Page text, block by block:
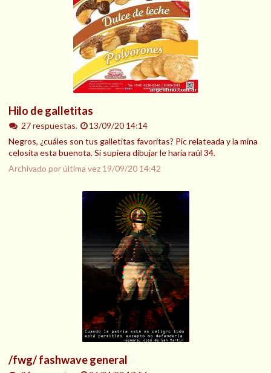
Hilo de galletitas
27 respuestas.
13/09/20 14:14
Negros, ¿cuáles son tus galletitas favoritas? Pic relateada y la mina
celosita esta buenota. Si supiera dibujar le haría raúl 34.
Archivado por última vez 19/09/20 14:42
/fwg/ fashwave general